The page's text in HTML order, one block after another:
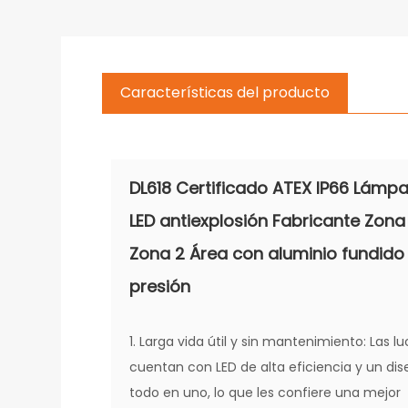
Características del producto
DL618 Certificado ATEX IP66
LED antiexplosión Fabricante Zona
Zona 2 Área con aluminio
presión
1. Larga vida útil y sin mantenimiento: Las
cuentan con LED de alta eficiencia y un
todo en uno, lo que les confiere una mejor